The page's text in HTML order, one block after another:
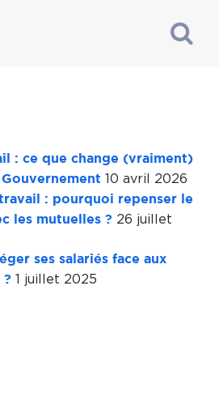
: ce que change (vraiment)
10 avril 2026
: pourquoi repenser le
les mutuelles ? 26 juillet
ses salariés face aux
? 1 juillet 2025